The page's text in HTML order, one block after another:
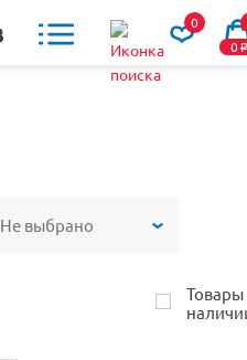
0
0o
Не выбрано
Товары